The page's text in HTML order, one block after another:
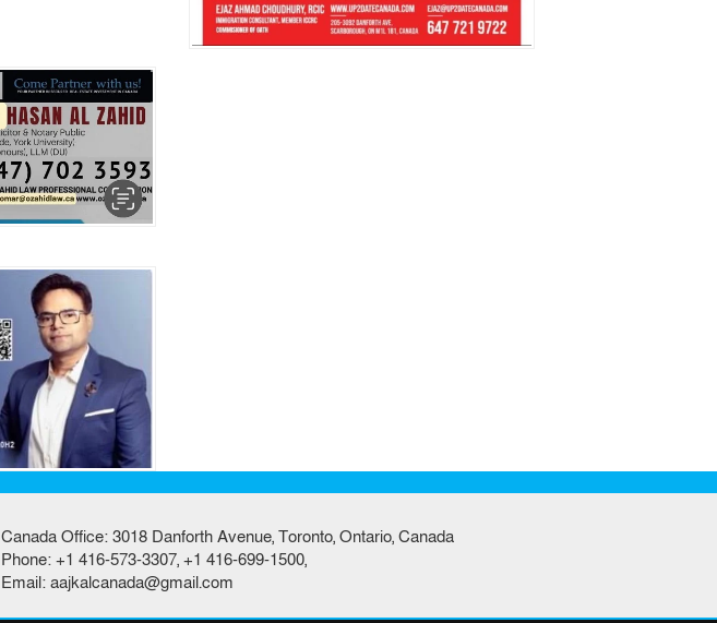
Canada Office: 3018 Danforth Avenue, Toronto, Ontario, Canada
Phone: +1 416-573-3307, +1 416-699-1500,
Email: aajkalcanada@gmail.com